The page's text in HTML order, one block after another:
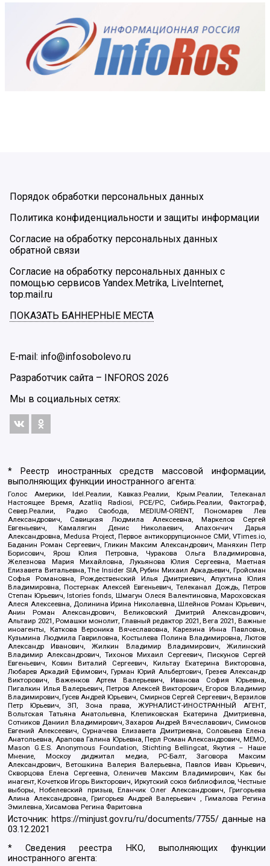
Порядок обработки персональных данных
Политика конфиденциальности и защиты информации
Согласие на обработку персональных данных
обратной связи
Согласие на обработку персональных данных с
помощью сервисов Yandex.Metrika, LiveInternet,
top.mail.ru
ПОКАЗАТЬ БАННЕРНЫЕ МЕСТА
E-mail: info@infosobolevo.ru
Разработчик сайта – INFOROS 2026
Мы в социальных сетях:
* Реестр иностранных средств массовой информации,
выполняющих функции иностранного агента:
Голос Америки, Idel.Реалии, Кавказ.Реалии, Крым.Реалии, Телеканал
Настоящее Время, Azatliq Radiosi, PCE/PC, Сибирь.Реалии, Фактограф,
Север.Реалии, Радио Свобода, MEDIUM-ORIENT, Пономарев Лев
Александрович, Савицкая Людмила Алексеевна, Маркелов Сергей
Евгеньевич, Камалягин Денис Николаевич, Апахончич Дарья
Александровна, Medusa Project, Первое антикоррупционное СМИ, VTimes.io,
Баданин Роман Сергеевич, Гликин Максим Александрович, Маняхин Петр
Борисович, Ярош Юлия Петровна, Чуракова Ольга Владимировна,
Железнова Мария Михайловна, Лукьянова Юлия Сергеевна, Маетная
Елизавета Витальевна, The Insider SIA, Рубин Михаил Аркадьевич, Гройсман
Софья Романовна, Рождественский Илья Дмитриевич, Апухтина Юлия
Владимировна, Постернак Алексей Евгеньевич, Телеканал Дождь, Петров
Степан Юрьевич, Istories fonds, Шмагун Олеся Валентиновна, Мароховская
Алеся Алексеевна, Долинина Ирина Николаевна, Шлейнов Роман Юрьевич,
Анин Роман Александрович, Великовский Дмитрий Александрович,
Альтаир 2021, Ромашки монолит, Главный редактор 2021, Вега 2021, Важные
иноагенты, Каткова Вероника Вячеславовна, Карезина Инна Павловна,
Кузьмина Людмила Гавриловна, Костылева Полина Владимировна, Лютов
Александр Иванович, Жилкин Владимир Владимирович, Жилинский
Владимир Александрович, Тихонов Михаил Сергеевич, Пискунов Сергей
Евгеньевич, Ковин Виталий Сергеевич, Кильтау Екатерина Викторовна,
Любарев Аркадий Ефимович, Гурман Юрий Альбертович, Грезев Александр
Викторович, Важенков Артем Валерьевич, Иванова София Юрьевна,
Пигалкин Илья Валерьевич, Петров Алексей Викторович, Егоров Владимир
Владимирович, Гусев Андрей Юрьевич, Смирнов Сергей Сергеевич, Верзилов
Петр Юрьевич, ЗП, Зона права, ЖУРНАЛИСТ-ИНОСТРАННЫЙ АГЕНТ,
Вольтская Татьяна Анатольевна, Клепиковская Екатерина Дмитриевна,
Сотников Даниил Владимирович, Захаров Андрей Вячеславович, Симонов
Евгений Алексеевич, Сурначева Елизавета Дмитриевна, Соловьева Елена
Анатольевна, Арапова Галина Юрьевна, Перл Роман Александрович, МЕМО,
Mason G.E.S. Anonymous Foundation, Stichting Bellingcat, Якутия – Наше
Мнение, Москоу диджитал медиа, РС-Балт, Заговора Максим
Александрович, Ветошкина Валерия Валерьевна, Павлов Иван Юрьевич,
Скворцова Елена Сергеевна, Оленичев Максим Владимирович, Как бы
инагент, Кочетков Игорь Викторович, Иркутский союз библиофилов, Честные
выборы, Нобелевский призыв, Еланчик Олег Александрович, Григорьева
Алина Александровна, Григорьев Андрей Валерьевич , Гималова Регина
Эмилевна, Хисамова Регина Фаритовна
Источник: https://minjust.gov.ru/ru/documents/7755/ данные на
03.12.2021
* Сведения реестра НКО, выполняющих функции
иностранного агента: